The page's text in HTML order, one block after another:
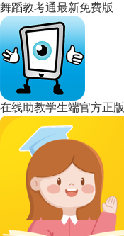
舞蹈教考通最新免费版
在线助教学生端官方正版